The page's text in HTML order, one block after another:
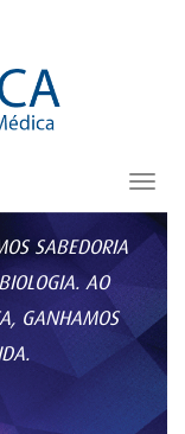
SABEDORIA
AO
GANHAMOS